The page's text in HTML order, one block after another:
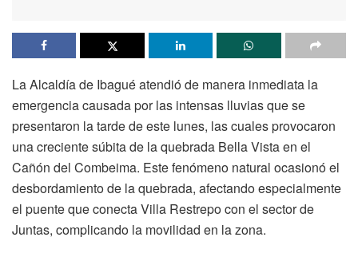
La Alcaldía de Ibagué atendió de manera inmediata la
emergencia causada por las intensas lluvias que se
presentaron la tarde de este lunes, las cuales provocaron
una creciente súbita de la quebrada Bella Vista en el
Cañón del Combeima. Este fenómeno natural ocasionó el
desbordamiento de la quebrada, afectando especialmente
el puente que conecta Villa Restrepo con el sector de
Juntas, complicando la movilidad en la zona.